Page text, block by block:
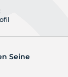
Seine